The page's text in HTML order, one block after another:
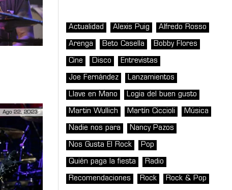
Ago 22, 2023
Actualidad Alexis Puig Alfredo Rosso
Arenga Beto Casella Bobby Flores
Cine Disco Entrevistas
Joe Fernández Lanzamientos
Llave en Mano Logia del buen gusto
Martin Wullich Martín Ciccioli Música
Nadie nos para Nancy Pazos
Nos Gusta El Rock Pop
Quién paga la fiesta Radio
Recomendaciones Rock Rock & Pop